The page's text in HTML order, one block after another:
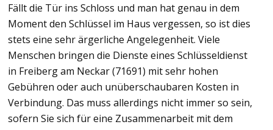
Fällt die Tür ins Schloss und man hat genau in dem
Moment den Schlüssel im Haus vergessen, so ist dies
stets eine sehr ärgerliche Angelegenheit. Viele
Menschen bringen die Dienste eines Schlüsseldienst
in Freiberg am Neckar (71691) mit sehr hohen
Gebühren oder auch unüberschaubaren Kosten in
Verbindung. Das muss allerdings nicht immer so sein,
sofern Sie sich für eine Zusammenarbeit mit dem